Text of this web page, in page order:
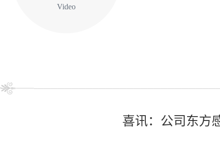
Video
喜讯：公司东方